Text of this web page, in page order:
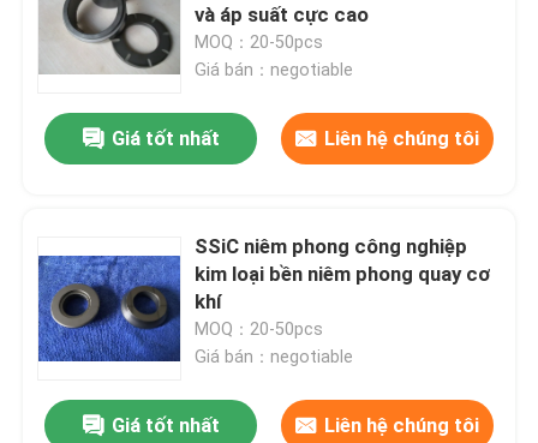
và áp suất cực cao
MOQ：20-50pcs
Giá bán：negotiable
Giá tốt nhất Liên hệ chúng tôi
SSiC niêm phong công nghiệp
kim loại bền niêm phong quay cơ
khí
MOQ：20-50pcs
Giá bán：negotiable
Giá tốt nhất Liên hệ chúng tôi